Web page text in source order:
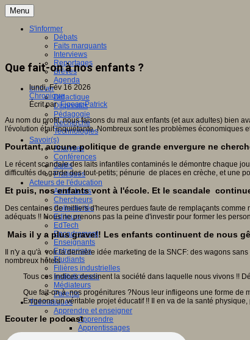
Menu
S'informer
Débats
Faits marquants
Interviews
Reportages
Brèves
Agenda
Innover
Didactique
Dispositifs
Pédagogie
Recherche
Technologies
Savoir(s)
Analyses
Conférences
Outils
Pratiques
Acteurs de l'éducation
Animateurs
Chercheurs
Collectivités
Editeurs
EdTech
Encadrement
Enseignants
Entreprises
Etudiants
Filières industrielles
Institutionnels
Médiateurs
Parents
Thématiques
Apprendre et enseigner
Apprendre
Apprentissages
Que fait-on à nos enfants ?
lundi, Fév 16 2026
Chronique
Écrit parFigeac Patrick
Au nom du profit, nous faisons du mal aux enfants (et aux adultes) bien
l'évolution était inquiétante. Nombreux sont les problèmes économiques
Pourtant, aucune politique de grande envergure ne
Le récent scandale des laits infantiles contaminés le démontre chaque
difficultés de garde des tout-petits; pénurie de places en crèche, et une
Et puis, nos enfants vont à l'école. Et le scandale
Des centaines de milliers d'heures perdues faute de remplaçants
adéquats !! Nous ne prenons pas la peine d'investir pour former les
Mais il y a plus grave!! Les enfants continuent de nous
Il n'y a qu'à voir la dernière idée marketing de la SNCF: des wagons
nombreux hôtels
Tous ces indices dessinent la société dans laquelle nous vivons !!
Que fait-on à nos progénitures ?Nous leur infligeons une forme de
Exigeons un véritable projet éducatif !! Il en va de la santé
Ecouter le podcast